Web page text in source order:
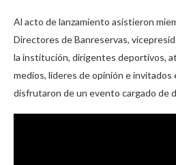
Al acto de lanzamiento asistieron
Directores de Banreservas,
la institución, dirigentes deportivos,
medios, líderes de opinión e invitados
disfrutaron de un evento cargado de